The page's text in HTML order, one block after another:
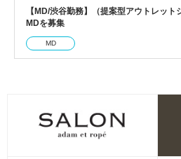
【MD/渋谷勤務】（提案型アウトレッ
MDを募集
MD